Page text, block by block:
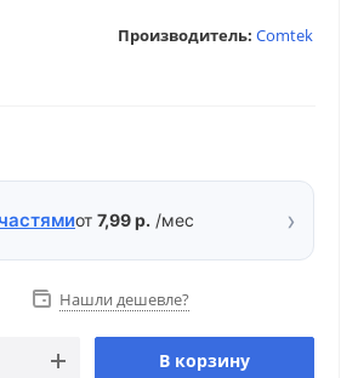
Производитель: Comtek
от 7,99 р. /мес ›
Нашли дешевле?
В корзину